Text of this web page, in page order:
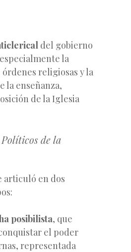
del gobierno
la
religiosas y la
la enseñanza,
de la Iglesia
de la
articuló en dos
posibilista, que
el poder
representada